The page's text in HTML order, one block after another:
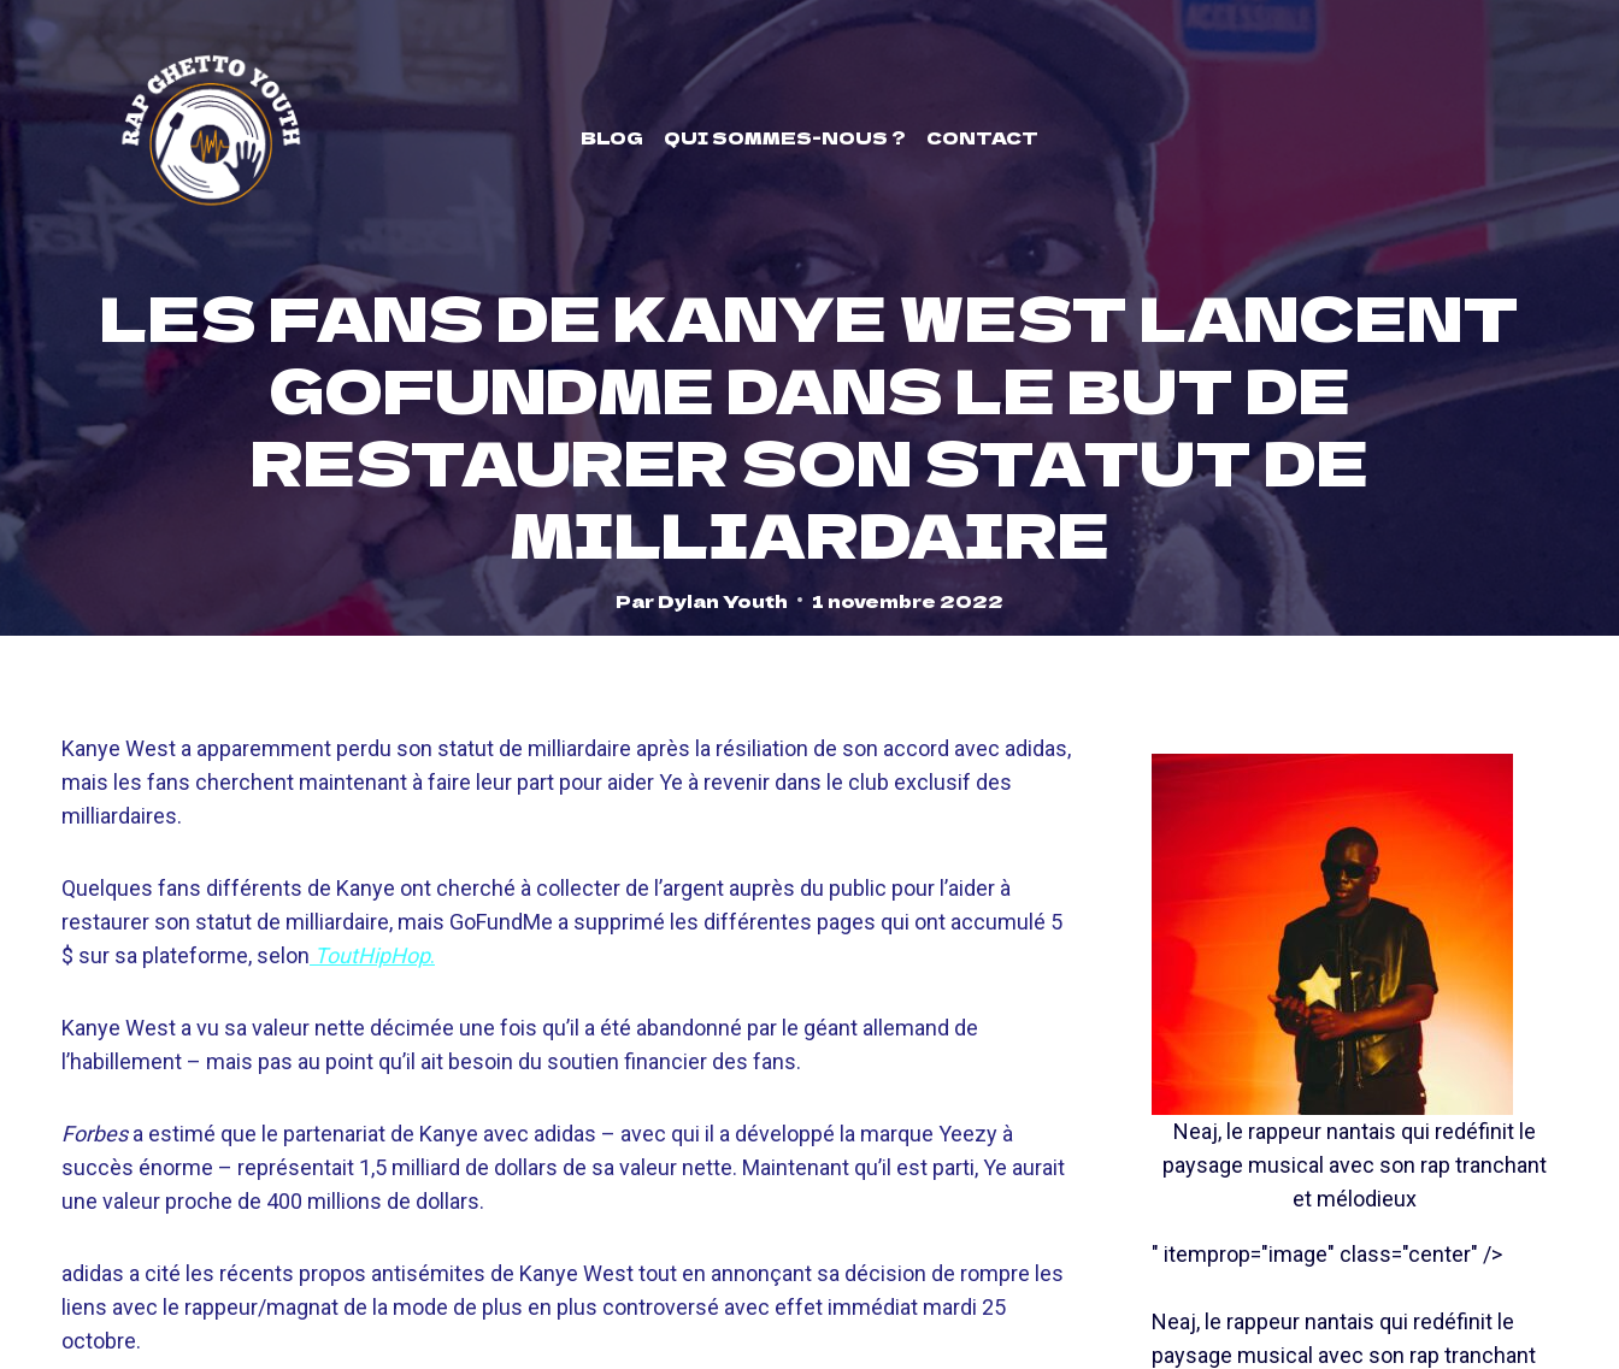
Skip
content
BLOG QUI SOMMES-NOUS ? CONTACT
LES FANS DE KANYE WEST LANCENT
GOFUNDME DANS LE BUT DE
RESTAURER SON STATUT DE
MILLIARDAIRE
ParDylan Youth 1 novembre 2022
Kanye West a apparemment perdu son statut de milliardaire après la résiliation de son accord avec adidas,
mais les fans cherchent maintenant à faire leur part pour aider Ye à revenir dans le club exclusif des
milliardaires.
Quelques fans différents de Kanye ont cherché à collecter de l’argent auprès du public pour l’aider à
restaurer son statut de milliardaire, mais GoFundMe a supprimé les différentes pages qui ont accumulé 5
$ sur sa plateforme, selon ToutHipHop.
Kanye West a vu sa valeur nette décimée une fois qu’il a été abandonné par le géant allemand de
l’habillement – ​​mais pas au point qu’il ait besoin du soutien financier des fans.
Forbesa estimé que le partenariat de Kanye avec adidas – avec qui il a développé la marque Yeezy à
succès énorme – représentait 1,5 milliard de dollars de sa valeur nette. Maintenant qu’il est parti, Ye aurait
une valeur proche de 400 millions de dollars.
adidas a cité les récents propos antisémites de Kanye West tout en annonçant sa décision de rompre les
liens avec le rappeur/magnat de la mode de plus en plus controversé avec effet immédiat mardi 25
octobre.
Neaj, le rappeur nantais qui redéfinit le
paysage musical avec son rap tranchant
et mélodieux
" itemprop="image" class="center" />
Neaj, le rappeur nantais qui redéfinit le
paysage musical avec son rap tranchant